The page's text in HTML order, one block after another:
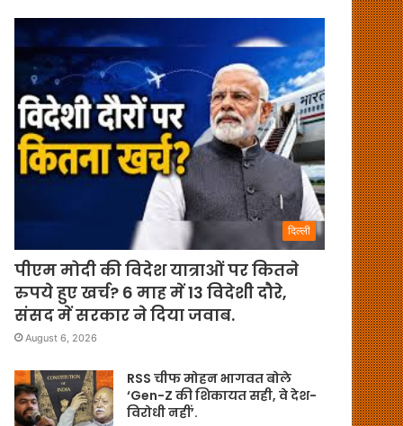
दिल्ली
पीएम मोदी की विदेश यात्राओं पर कितने
रुपये हुए खर्च? 6 माह में 13 विदेशी दौरे,
संसद में सरकार ने दिया जवाब.
August 6, 2026
RSS चीफ मोहन भागवत बोले
‘Gen-Z की शिकायत सही, वे देश-
विरोधी नहीं’.